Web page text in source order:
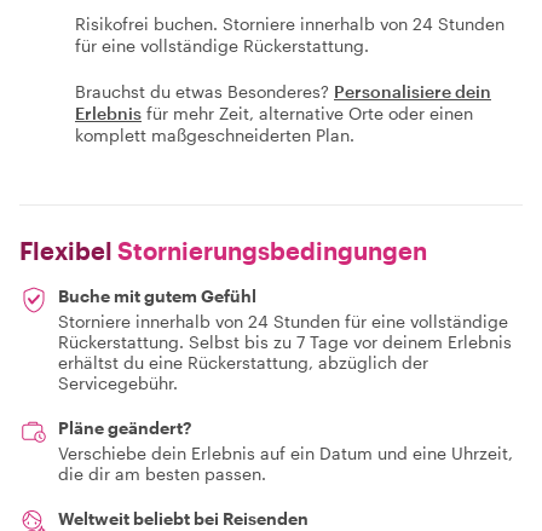
Risikofrei buchen. Storniere innerhalb von 24 Stunden
für eine vollständige Rückerstattung.
Brauchst du etwas Besonderes? Personalisiere dein
Erlebnis für mehr Zeit, alternative Orte oder einen
komplett maßgeschneiderten Plan.
Flexibel Stornierungsbedingungen
Buche mit gutem Gefühl
Storniere innerhalb von 24 Stunden für eine vollständige
Rückerstattung. Selbst bis zu 7 Tage vor deinem Erlebnis
erhältst du eine Rückerstattung, abzüglich der
Servicegebühr.
Pläne geändert?
Verschiebe dein Erlebnis auf ein Datum und eine Uhrzeit,
die dir am besten passen.
Weltweit beliebt bei Reisenden